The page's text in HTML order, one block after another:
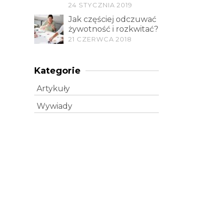
24 STYCZNIA 2019
Jak częściej odczuwać
żywotność i rozkwitać?
21 CZERWCA 2018
Kategorie
Artykuły
Wywiady